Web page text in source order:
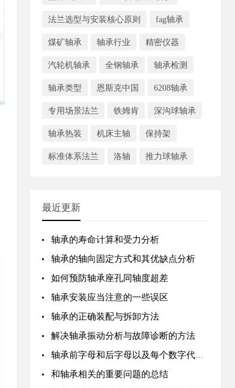
法兰选型与安装核心原则 fag轴承
煤矿轴承 轴承行业 精密仪器
汽轮机轴承 全钢轴承 轴承检测
轴承类型 恩斯克中国 6208轴承
专用场景法兰 铁姆肯 深沟球轴承
轴承热装 机床主轴 保持架
标准体系法兰 洛轴 推力球轴承
最近更新
轴承的寿命计算和受力分析
轴承的轴向固定方式和其优缺点分析
如何预防轴承座孔同轴度超差
轴承安装应当注意的一些误区
轴承的正确装配与拆卸方法
解决轴承振动分析与故障诊断的方法
轴承前字母和后字母以及每个数字代号的含义
和轴承相关的重要问题的总结